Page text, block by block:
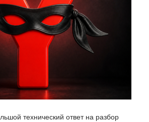
технический ответ на разбор